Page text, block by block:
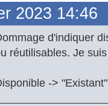
2023 14:46
d'indiquer
réutilisables. Je
->